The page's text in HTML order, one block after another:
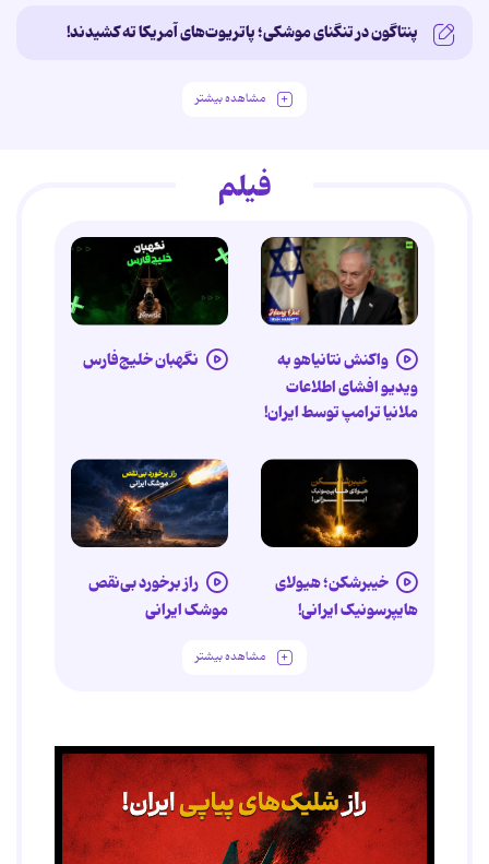
پنتاگون در تنگنای موشکی؛ پاتریوت‌های آمریکا ته کشیدند!
مشاهده بیشتر
فیلم
واکنش نتانیاهو به
ویدیو افشای اطلاعات
ملانیا ترامپ توسط ایران!
نگهبان خلیج‌فارس
خیبرشکن؛ هیولای
هایپرسونیک ایرانی!
راز برخورد بی‌نقص
موشک ایرانی
مشاهده بیشتر